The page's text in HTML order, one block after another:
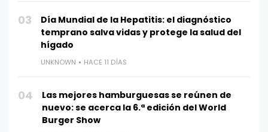
03
Día Mundial de la Hepatitis: el diagnóstico
temprano salva vidas y protege la salud del
hígado
UNKNOWN HACE 11 DÍAS
04
Las mejores hamburguesas se reúnen de
nuevo: se acerca la 6.ª edición del World
Burger Show